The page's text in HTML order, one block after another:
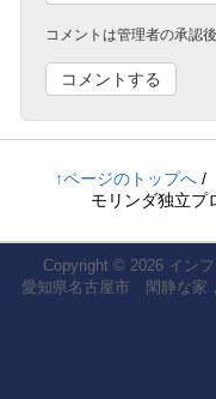
コメントは管理者の承認
↑ページのトップへ/
モリンダ独立プ
Copyright © 2026 イン
愛知県名古屋市 閑静な家